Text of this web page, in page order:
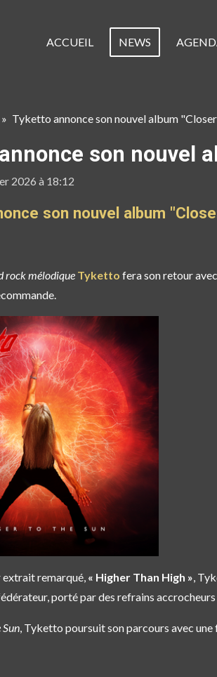
ACCUEIL NEWS
» Tyketto annonce son nouvel album
son nouvel
2026 à 18:12
son nouvel album
rock mélodique Tyketto fera son retour
extrait remarqué, « Higher Than High »,
porté par des refrains
, Tyketto poursuit son parcours avec